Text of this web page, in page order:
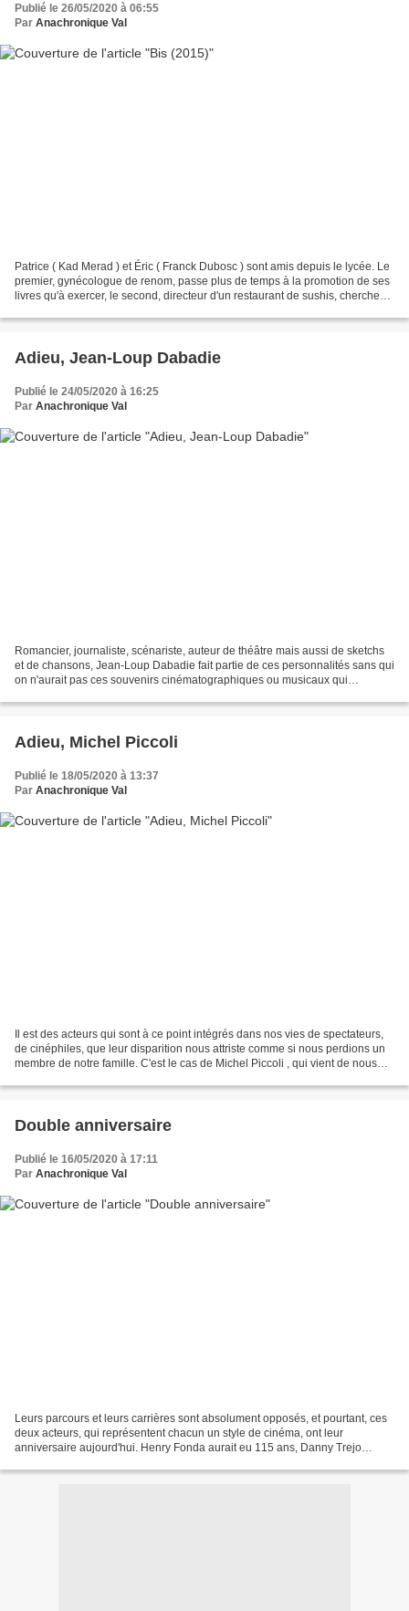
Publié le 26/05/2020 à 06:55
Par Anachronique Val
Patrice ( Kad Merad ) et Éric ( Franck Dubosc ) sont amis depuis le lycée. Le
premier, gynécologue de renom, passe plus de temps à la promotion de ses
livres qu'à exercer, le second, directeur d'un restaurant de sushis, cherche
Adieu, Jean-Loup Dabadie
Publié le 24/05/2020 à 16:25
Par Anachronique Val
Romancier, journaliste, scénariste, auteur de théâtre mais aussi de sketchs
et de chansons, Jean-Loup Dabadie fait partie de ces personnalités sans qui
on n'aurait pas ces souvenirs cinématographiques ou musicaux qui
Adieu, Michel Piccoli
Publié le 18/05/2020 à 13:37
Par Anachronique Val
Il est des acteurs qui sont à ce point intégrés dans nos vies de spectateurs,
de cinéphiles, que leur disparition nous attriste comme si nous perdions un
membre de notre famille. C'est le cas de Michel Piccoli , qui vient de nous
Double anniversaire
Publié le 16/05/2020 à 17:11
Par Anachronique Val
Leurs parcours et leurs carrières sont absolument opposés, et pourtant, ces
deux acteurs, qui représentent chacun un style de cinéma, ont leur
anniversaire aujourd'hui. Henry Fonda aurait eu 115 ans, Danny Trejo